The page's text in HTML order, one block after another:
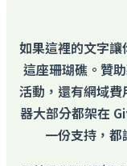
如果這裡的文字
這座珊瑚礁。贊
活動，還有網域
器大部分都架在
一份支持，都